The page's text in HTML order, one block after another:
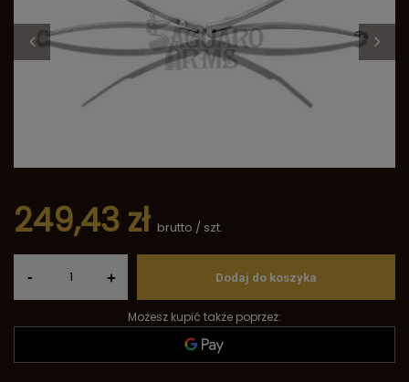
249,43 zł brutto / szt.
- + Dodaj do koszyka
Możesz kupić także poprzez: